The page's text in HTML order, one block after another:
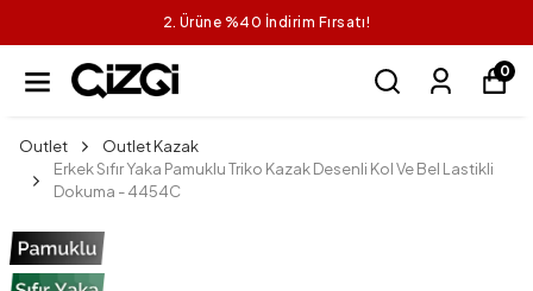
2. Ürüne %40 İndirim Fırsatı!
0
Outlet
Outlet Kazak
Erkek Sıfır Yaka Pamuklu Triko Kazak Desenli Kol Ve Bel Lastikli
Dokuma - 4454C